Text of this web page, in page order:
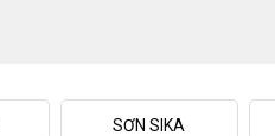
SƠN SIKA